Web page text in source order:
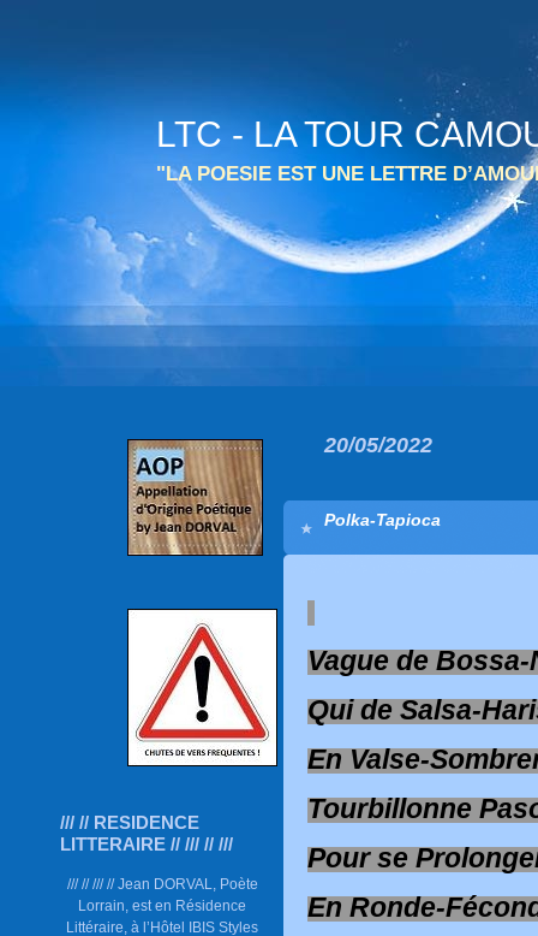
LTC - LA TOUR
"LA POESIE EST UNE LETTRE
/// // RESIDENCE
LITTERAIRE // /// // ///
/// // /// // Jean DORVAL, Poète
Lorrain, est en Résidence
Littéraire, à l’Hôtel IBIS Styles
20/05/2022
Polka-Tapioca
Vague de Bossa-
Qui de Salsa-
En Valse-
Tourbillonne
Pour se
En Ronde-